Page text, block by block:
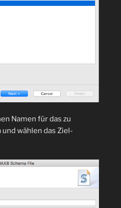
Namen für das zu
wählen das Ziel-